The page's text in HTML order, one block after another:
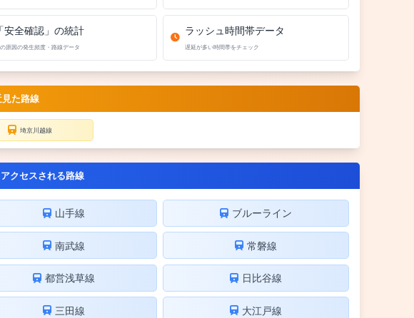
安全確認」の統計
原因の発生頻度・路線データ
ラッシュ時間帯データ
遅延が多い時間帯をチェック
た路線
埼京川越線
クセスされる路線
山手線 ブルーライン
南武線 常磐線
都営浅草線 日比谷線
三田線
大江戸線